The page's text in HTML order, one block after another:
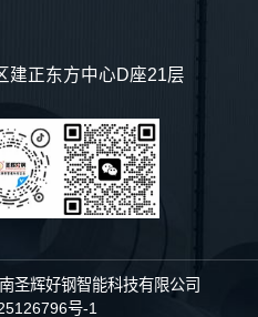
建正东方中心D座21层
圣辉好钢智能科技有限公司
号-1